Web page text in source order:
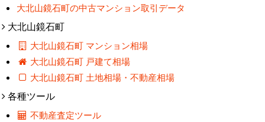
大北山鏡石町の中古マンション取引データ
大北山鏡石町
大北山鏡石町 マンション相場
大北山鏡石町 戸建て相場
大北山鏡石町 土地相場・不動産相場
各種ツール
不動産査定ツール